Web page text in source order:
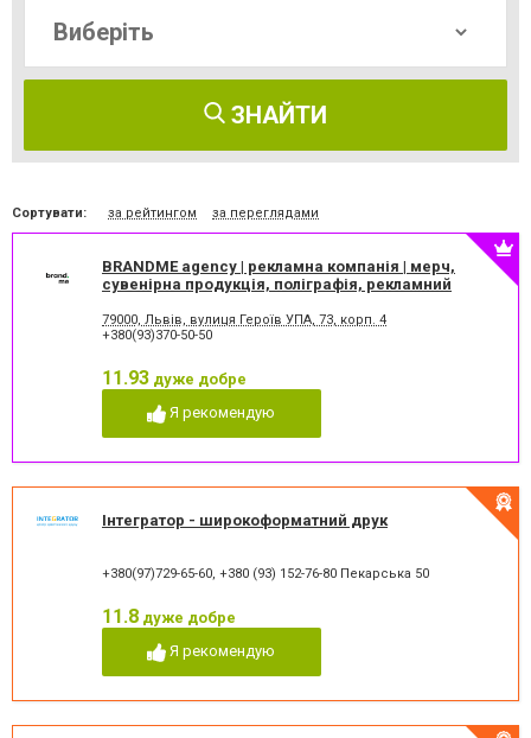
ЗНАЙТИ
Сортувати: за рейтингом за переглядами
BRANDME agency | рекламна компанія | мерч,
сувенірна продукція, поліграфія, рекламний
79000, Львів, вулиця Героїв УПА, 73, корп. 4
+380(93)370-50-50
11.93 дуже добре
Я рекомендую
Інтегратор - широкоформатний друк
+380(97)729-65-60, +380 (93) 152-76-80 Пекарська 50
11.8 дуже добре
Я рекомендую